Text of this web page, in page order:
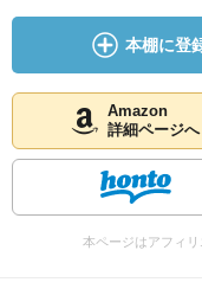
本棚に登
Amazon
詳細ページへ
本ページはアフィ